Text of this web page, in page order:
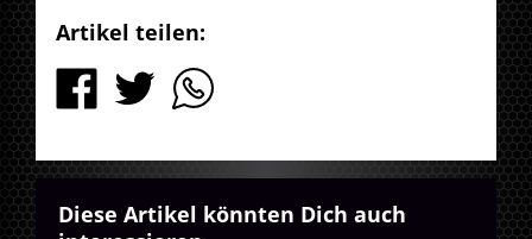
Artikel teilen:
Diese Artikel könnten Dich auch